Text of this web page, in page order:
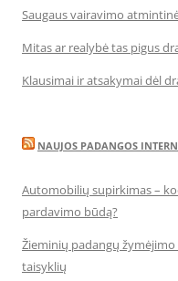
Saugaus vairavimo
Mitas ar realybė tas pigus
Klausimai ir atsakymai dėl
NAUJOS PADANGOS
Automobilių supirkimas –
pardavimo būdą?
Žieminių padangų
taisyklių